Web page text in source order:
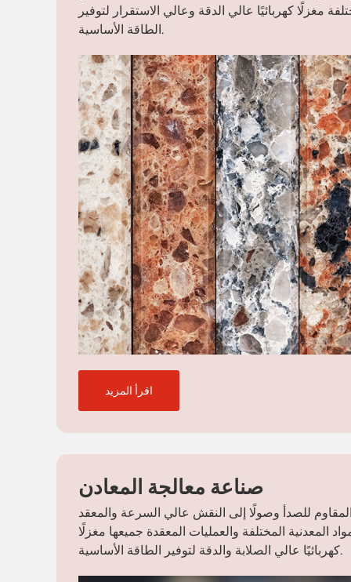
مغزلًا كهربائيًا عالي الدقة وعالي الاستقرار لتوفير
الطاقة الأساسية.
اقرأ المزيد
صناعة معالجة المعادن
للصدأ وصولًا إلى النقش عالي السرعة والمعقد
المعدنية المختلفة والعمليات المعقدة جميعها مغزلًا
كهربائيًا عالي الصلابة والدقة لتوفير الطاقة الأساسية.